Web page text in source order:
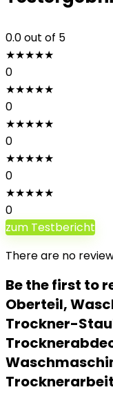
0.0out of 5
★★★★★
0
★★★★★
0
★★★★★
0
★★★★★
0
★★★★★
0
zum Testbericht
There are no
Be the first to
Oberteil,
Trockner-